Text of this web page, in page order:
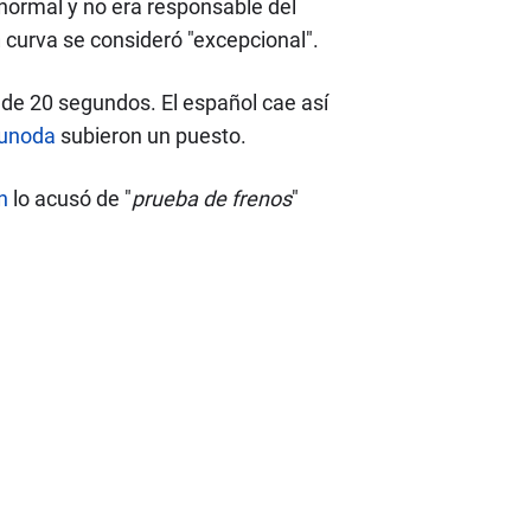
y no era responsable del
se consideró "excepcional".
20 segundos. El español cae así
subieron un puesto.
lo acusó de "prueba de frenos"